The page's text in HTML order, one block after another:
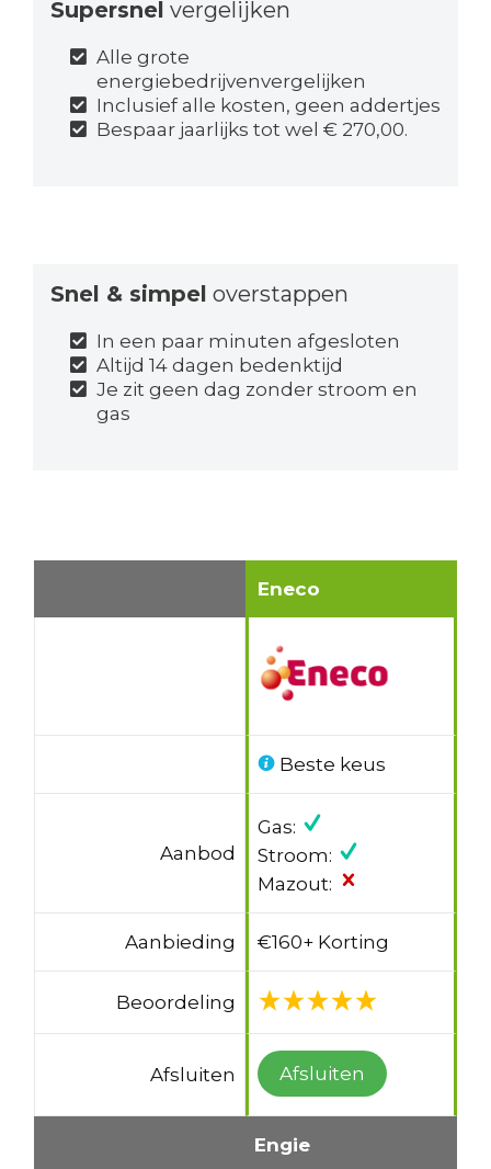
Supersnel vergelijken
Alle grote
energiebedrijvenvergelijken
Inclusief alle kosten, geen addertjes
Bespaar jaarlijks tot wel € 270,00.
Snel & simpel overstappen
In een paar minuten afgesloten
Altijd 14 dagen bedenktijd
Je zit geen dag zonder stroom en
gas
Eneco
Beste keus
Aanbod
Gas:
Stroom:
Mazout:
Aanbieding €160+ Korting
Beoordeling
Afsluiten Afsluiten
Engie